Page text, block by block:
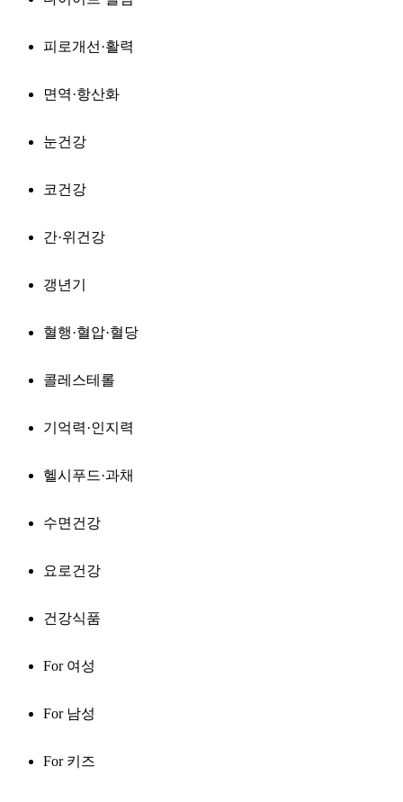
피로개선·활력
면역·항산화
눈건강
코건강
간·위건강
갱년기
혈행·혈압·혈당
콜레스테롤
기억력·인지력
헬시푸드·과채
수면건강
요로건강
건강식품
For 여성
For 남성
For 키즈